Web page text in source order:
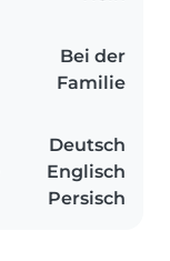
Bei der
Familie
Deutsch
Englisch
Persisch